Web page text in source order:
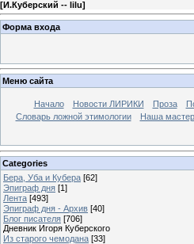
[И.Куберский -- lilu]
Форма входа
Меню сайта
Начало Новости ЛИРИКИ Проза
Словарь ложной этимологии
Наша
Categories
Бера, Уба и Кубера [62]
Эпиграф дня [1]
Лента [493]
Эпиграф дня - Архив [40]
Блог писателя [706]
Дневник Игоря Куберского
Из старого чемодана [33]